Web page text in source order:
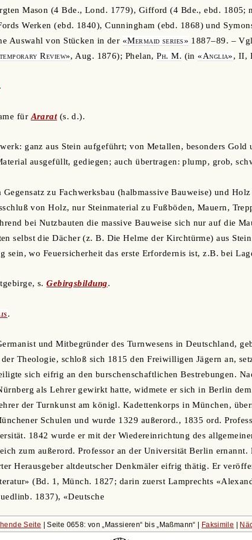
Mason (4 Bde., Lond. 1779), Gifford (4 Bde., ebd. 1805;
Werken (ebd. 1840), Cunningham (ebd. 1868) und
Auswahl von Stücken in der «Mermaid series» 1887–89. –
Review», Aug. 1876); Phelan,Ph. M. (in «Anglia», II,
.
für Ararat(s. d.).
ganz aus Stein aufgeführt; von Metallen, besonders
ausgefüllt, gediegen; auch übertragen: plump, grob,
Gegensatz zu Fachwerksbau (halbmassive Bauweise) und
von Holz, nur Steinmaterial zu Fußböden, Mauern,
bei Nutzbauten die massive Bauweise sich nur auf die
selbst die Dächer (z. B. Die Helme der Kirchtürme) aus
sein, wo Feuersicherheit das erste Erfordernis ist, z.B. bei
s.Gebirgsbildung.
.
und Mitbegründer des Turnwesens in Deutschland,
Theologie, schloß sich 1815 den Freiwilligen Jägern an,
sich eifrig an den burschenschaftlichen Bestrebungen.
als Lehrer gewirkt hatte, widmete er sich in Berlin
der Turnkunst am königl. Kadettenkorps in München,
Schulen und wurde 1329 außerord., 1835 ord.
1842 wurde er mit der Wiedereinrichtung des
zum außerord. Professor an der Universität Berlin
Herausgeber altdeutscher Denkmäler eifrig thätig. Er
(Bd. 1, Münch. 1827; darin zuerst Lamprechts
1837), «Deutsche
Seite | Seite 0658: von Massieren bis Maßmann Faksimile